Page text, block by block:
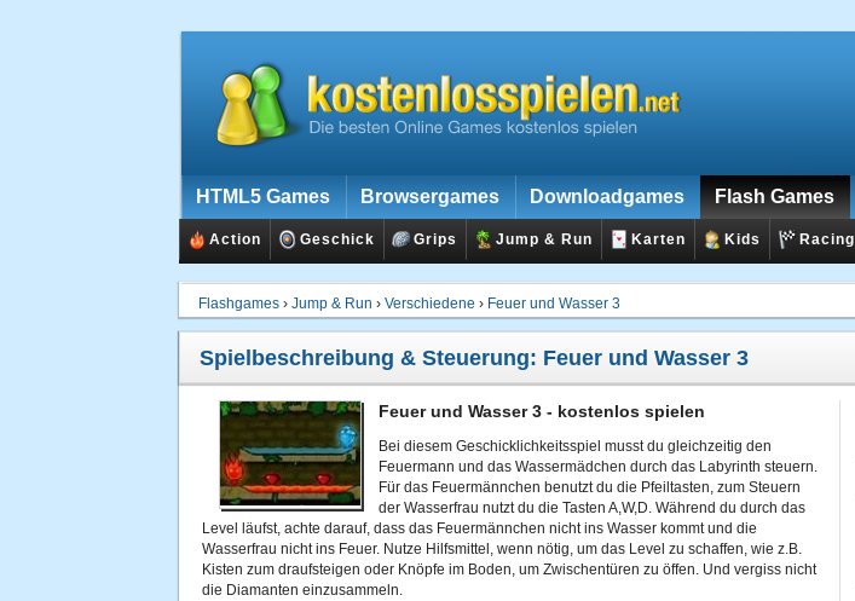
HTML5 Games Browsergames Downloadgames Flash Games
Action Geschick Grips Jump & Run Karten Kids Racing
Flashgames › Jump & Run › Verschiedene › Feuer und Wasser 3
Spielbeschreibung & Steuerung: Feuer und Wasser 3
Feuer und Wasser 3 - kostenlos spielen
Bei diesem Geschicklichkeitsspiel musst du gleichzeitig den
Feuermann und das Wassermädchen durch das Labyrinth steuern.
Für das Feuermännchen benutzt du die Pfeiltasten, zum Steuern
der Wasserfrau nutzt du die Tasten A,W,D. Während du durch das
Level läufst, achte darauf, dass das Feuermännchen nicht ins Wasser kommt und die
Wasserfrau nicht ins Feuer. Nutze Hilfsmittel, wenn nötig, um das Level zu schaffen, wie z.B.
Kisten zum draufsteigen oder Knöpfe im Boden, um Zwischentüren zu öffen. Und vergiss nicht
die Diamanten einzusammeln.